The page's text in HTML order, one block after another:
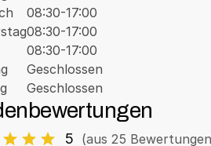
08:30-17:00
08:30-17:00
08:30-17:00
Geschlossen
Geschlossen
5 (aus 25